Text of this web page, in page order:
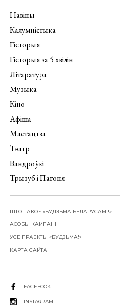
Навіны
Калумністыка
Гісторыя
Гісторыя за 5 хвілін
Літаратура
Музыка
Кіно
Афіша
Мастацтва
Тэатр
Вандроўкі
Трызуб і Пагоня
ШТО ТАКОЕ «БУДЗЬМА БЕЛАРУСАМІ!»
АСОБЫ КАМПАНІІ
УСЕ ПРАЕКТЫ «БУДЗЬМА!»
КАРТА САЙТА
FACEBOOK
INSTAGRAM